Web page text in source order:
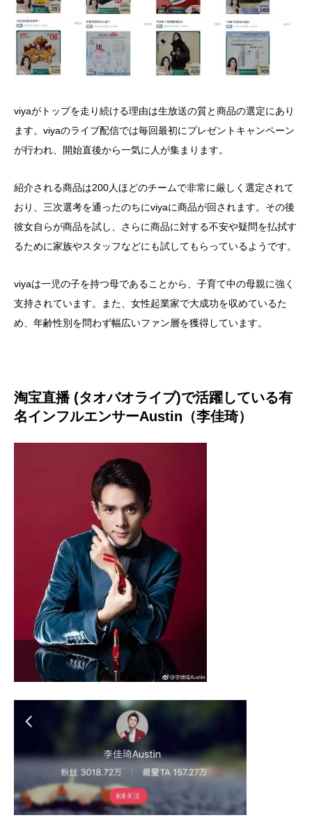
viyaがトップを走り続ける理由は生放送の質と商品の選定にあり
ます。viyaのライブ配信では毎回最初にプレゼントキャンペーン
が行われ、開始直後から一気に人が集まります。
紹介される商品は200人ほどのチームで非常に厳しく選定されて
おり、三次選考を通ったのちにviyaに商品が回されます。その後
彼女自らが商品を試し、さらに商品に対する不安や疑問を払拭す
るために家族やスタッフなどにも試してもらっているようです。
viyaは一児の子を持つ母であることから、子育て中の母親に強く
支持されています。また、女性起業家で大成功を収めているた
め、年齢性別を問わず幅広いファン層を獲得しています。
淘宝直播 (タオバオライブ)で活躍している有
名インフルエンサーAustin（李佳琦）